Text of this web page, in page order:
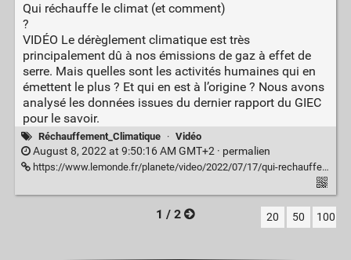
Qui réchauffe le climat (et comment)
?
VIDÉO Le dérèglement climatique est très
principalement dû à nos émissions de gaz à effet de
serre. Mais quelles sont les activités humaines qui en
émettent le plus ? Et qui en est à l’origine ? Nous avons
analysé les données issues du dernier rapport du GIEC
pour le savoir.
Réchauffement_Climatique · Vidéo
August 8, 2022 at 9:50:16 AM GMT+2 · permalien
https://www.lemonde.fr/planete/video/2022/07/17/qui-rechauffe-le-climat-et-comment_6135099_3244.html
1 / 2 20 50 100